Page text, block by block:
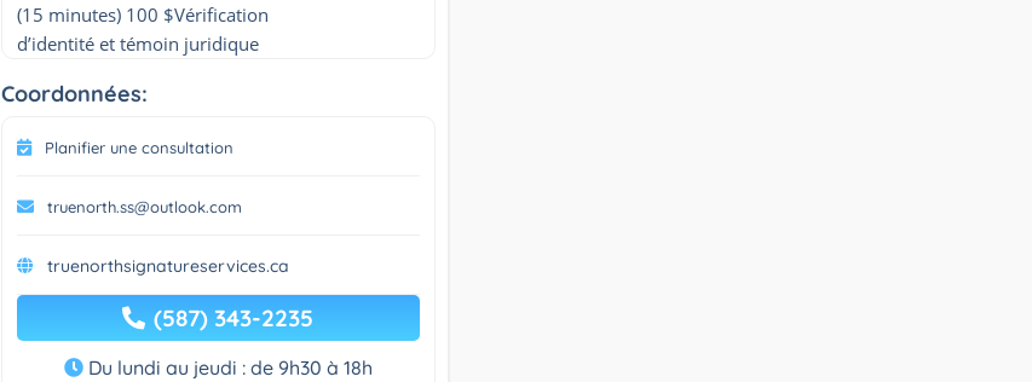
(15 minutes) 100 $Vérification
d’identité et témoin juridique
Coordonnées:
Planifier une consultation
truenorth.ss@outlook.com
truenorthsignatureservices.ca
(587) 343-2235
Du lundi au jeudi : de 9h30 à 18h